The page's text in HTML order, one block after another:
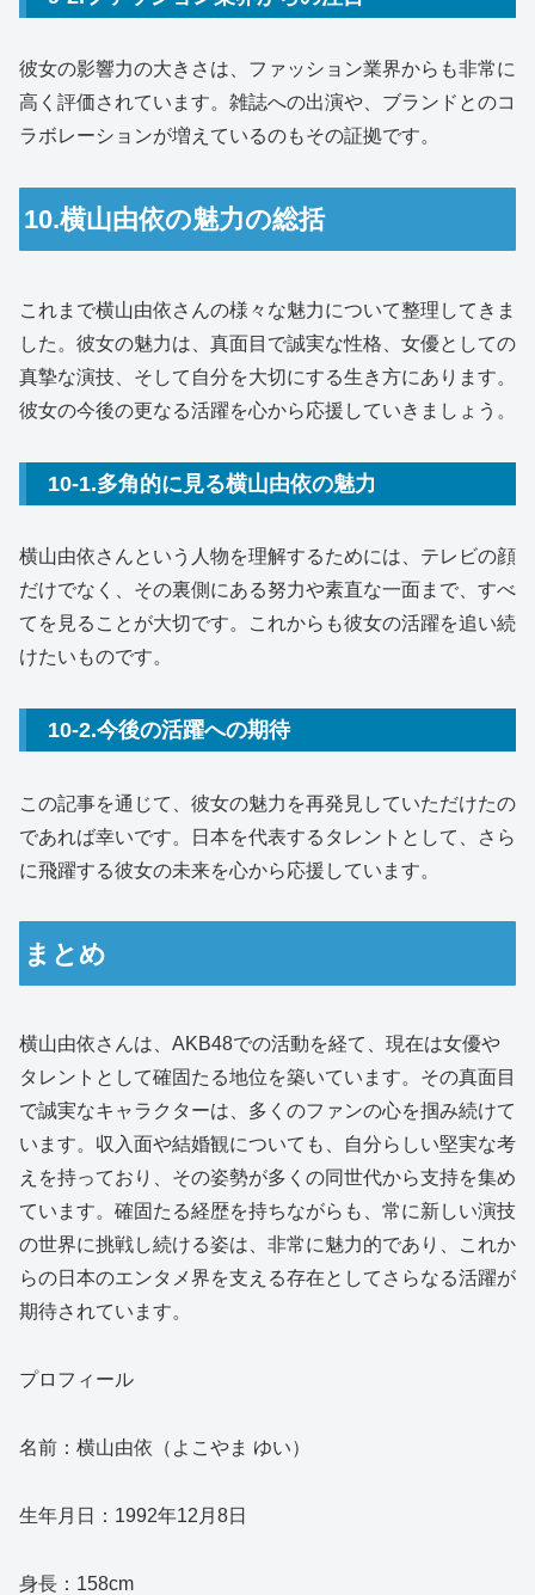
彼女の影響力の大きさは、ファッション業界からも非常に
高く評価されています。雑誌への出演や、ブランドとのコ
ラボレーションが増えているのもその証拠です。
10.横山由依の魅力の総括
これまで横山由依さんの様々な魅力について整理してきま
した。彼女の魅力は、真面目で誠実な性格、女優としての
真摯な演技、そして自分を大切にする生き方にあります。
彼女の今後の更なる活躍を心から応援していきましょう。
10-1.多角的に見る横山由依の魅力
横山由依さんという人物を理解するためには、テレビの顔
だけでなく、その裏側にある努力や素直な一面まで、すべ
てを見ることが大切です。これからも彼女の活躍を追い続
けたいものです。
10-2.今後の活躍への期待
この記事を通じて、彼女の魅力を再発見していただけたの
であれば幸いです。日本を代表するタレントとして、さら
に飛躍する彼女の未来を心から応援しています。
まとめ
横山由依さんは、AKB48での活動を経て、現在は女優や
タレントとして確固たる地位を築いています。その真面目
で誠実なキャラクターは、多くのファンの心を掴み続けて
います。収入面や結婚観についても、自分らしい堅実な考
えを持っており、その姿勢が多くの同世代から支持を集め
ています。確固たる経歴を持ちながらも、常に新しい演技
の世界に挑戦し続ける姿は、非常に魅力的であり、これか
らの日本のエンタメ界を支える存在としてさらなる活躍が
期待されています。
プロフィール
名前：横山由依（よこやま ゆい）
生年月日：1992年12月8日
身長：158cm